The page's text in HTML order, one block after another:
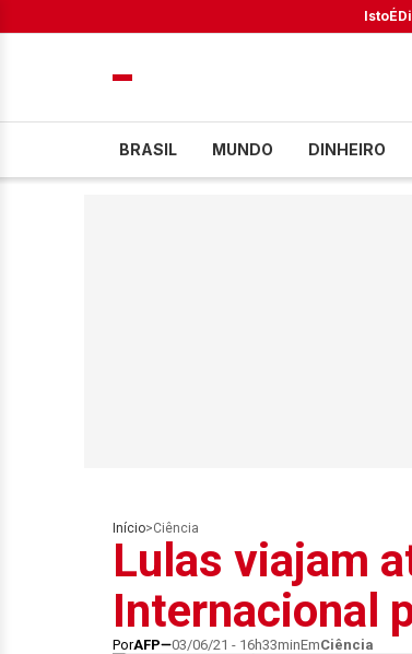
IstoÉ
BRASIL MUNDO DINHEIRO
Início>Ciência
Lulas viajam
Internacional
PorAFP 03/06/21 - 16h33minEmCiência